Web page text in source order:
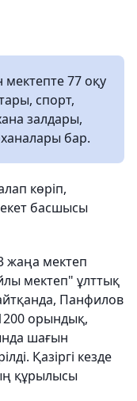
мектепте 77 оқу
спорт,
залдары,
бар.
көріп,
басшысы
жаңа мектеп
мектеп" ұлттық
Панфилов
орындық,
шағын
Қазіргі кезде
құрылысы